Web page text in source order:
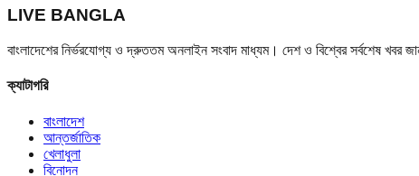
LIVE BANGLA
বাংলাদেশের নির্ভরযোগ্য ও দ্রুততম অনলাইন সংবাদ মাধ্যম। দেশ ও বিশ্বের সর্বশেষ খবর
ক্যাটাগরি
বাংলাদেশ
আন্তর্জাতিক
খেলাধুলা
বিনোদন